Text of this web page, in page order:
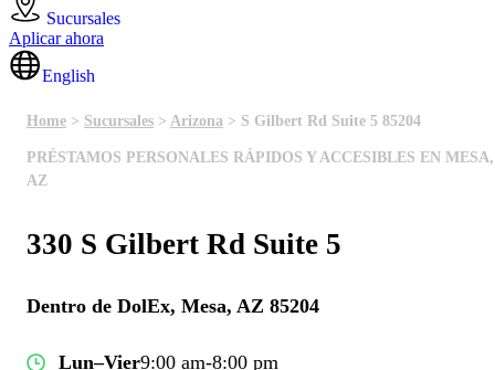
Sucursales
Aplicar ahora
English
Home > Sucursales > Arizona > S Gilbert Rd Suite 5 85204
PRÉSTAMOS PERSONALES RÁPIDOS Y ACCESIBLES EN MESA,
AZ
330 S Gilbert Rd Suite 5
Dentro de DolEx, Mesa, AZ 85204
Lun–Vier9:00 am-8:00 pm